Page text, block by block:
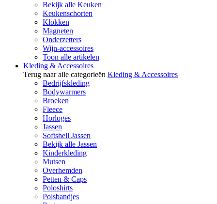
Bekijk alle Keuken
Keukenschorten
Klokken
Magneten
Onderzetters
Wijn-accessoires
Toon alle artikelen
Kleding & Accessoires
Terug naar alle categorieën Kleding & Accessoires
Bedrijfskleding
Bodywarmers
Broeken
Fleece
Horloges
Jassen
Softshell Jassen
Bekijk alle Jassen
Kinderkleding
Mutsen
Overhemden
Petten & Caps
Poloshirts
Polsbandjes